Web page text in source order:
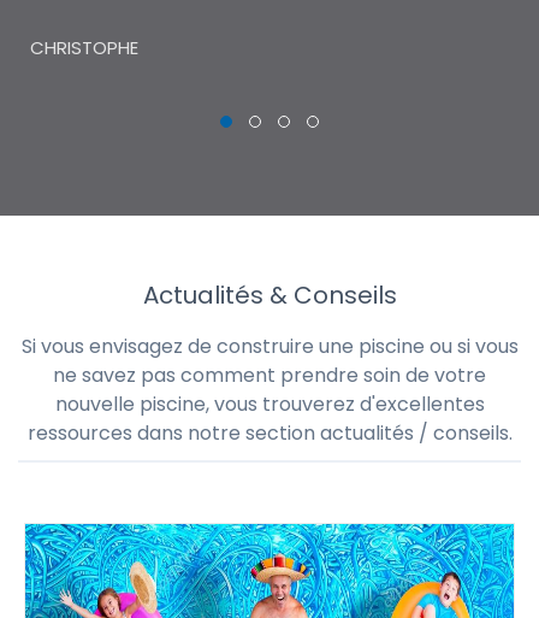
CHRISTOPHE
Actualités & Conseils
Si vous envisagez de construire une piscine ou si vous
ne savez pas comment prendre soin de votre
nouvelle piscine, vous trouverez d'excellentes
ressources dans notre section actualités / conseils.